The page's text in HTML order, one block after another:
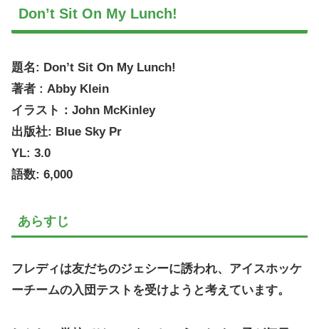
Don’t Sit On My Lunch!
題名: Don’t Sit On My Lunch!
著者 : Abby Klein
イラスト：John McKinley
出版社: Blue Sky Pr
YL: 3.0
語数: 6,000
あらすじ
フレディは友だちのジェシーに誘われ、アイスホッケ
ーチームの入団テストを受けようと考えています。